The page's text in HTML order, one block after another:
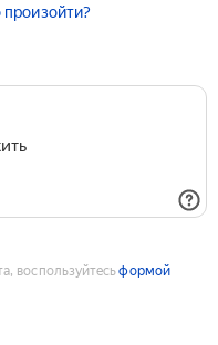
воспользуйтесьформой